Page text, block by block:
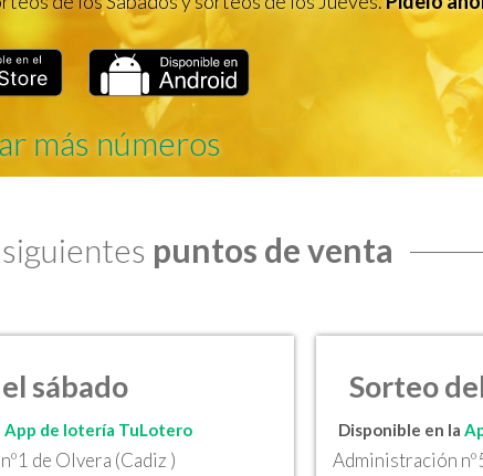
más números
puntos de venta
sábado
App de lotería TuLotero
de Olvera (Cadiz )
Sorteo
Disponible en la
Administración